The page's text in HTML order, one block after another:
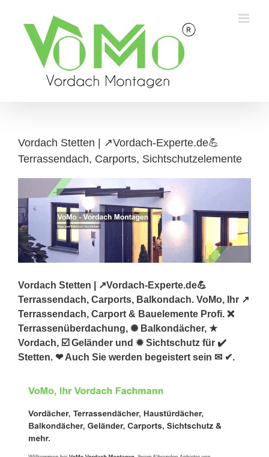
content
Vordach Stetten | ↗️Vordach-Experte.de💪
Terrassendach, Carports, Sichtschutzelemente
Vordach Stetten | ↗️Vordach-Experte.de💪
Terrassendach, Carports, Balkondach. VoMo, Ihr ↗️
Terrassendach, Carport & Bauelemente Profi. ❌
Terrassenüberdachung, ✺ Balkondächer, ★
Vordach, ☑️ Geländer und ✹ Sichtschutz für ✔️
Stetten. ❤ Auch Sie werden begeistert sein ✉ ✔.